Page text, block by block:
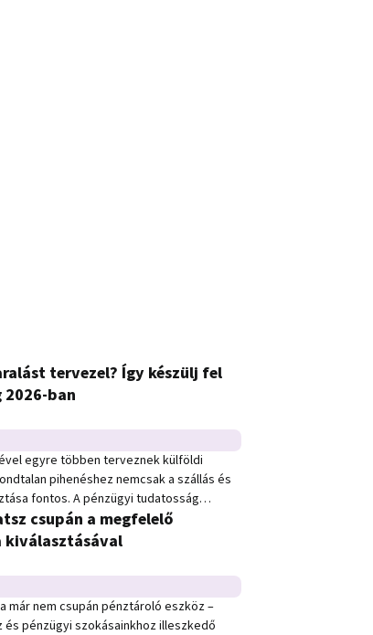
tervezel? Így készülj fel
2026-ban
egyre többen terveznek külföldi
pihenéshez nemcsak a szállás és
fontos. A pénzügyi tudatosság
A Groupama Biztosító és az OTP
szerint idén a magyarok közel 40%-a
egyre többen költenek többet az
csupán a megfelelő
kiválasztásával
már nem csupán pénztároló eszköz –
pénzügyi szokásainkhoz illeszkedő